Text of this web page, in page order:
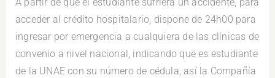
acceder al crédito hospitalario, dispone de 24h00 para
ingresar por emergencia a cualquiera de las clínicas de
convenio a nivel nacional, indicando que es estudiante
de la UNAE con su número de cédula, así la Compañía